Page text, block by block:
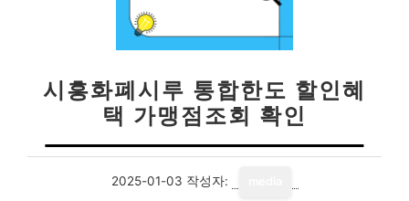
시흥화폐시루 통합한도 할인혜
택 가맹점조회 확인
2025-01-03 작성자: